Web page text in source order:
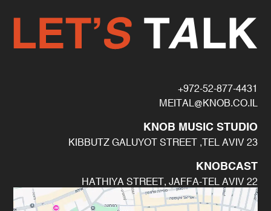
972-52-877-4431+
MEITAL@KNOB.CO.IL
KNOB MUSIC STUDIO
23 KIBBUTZ GALUYOT STREET ,TEL AVIV
KNOBCAST
22 HATHIYA STREET, JAFFA-TEL AVIV